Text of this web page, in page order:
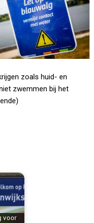
zoals huid- en
zwemmen bij het
voor